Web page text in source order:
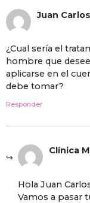
Juan Carlos
¿Cual sería el
hombre que
aplicarse en el
debe tomar?
Responder
Clínica
Hola Juan
Vamos a pasar